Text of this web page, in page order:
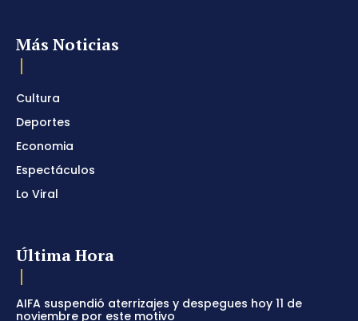
Más Noticias
Cultura
Deportes
Economia
Espectáculos
Lo Viral
Última Hora
AIFA suspendió aterrizajes y despegues hoy 11 de
noviembre por este motivo